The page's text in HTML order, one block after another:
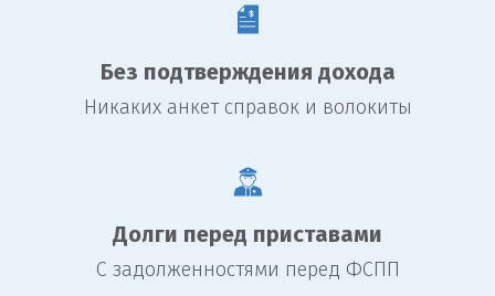
Без подтверждения дохода
Никаких анкет справок и волокиты
Долги перед приставами
С задолженностями перед ФСПП